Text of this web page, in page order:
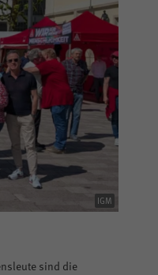
IGM
sind die